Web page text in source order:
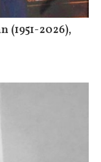
(1951-2026),